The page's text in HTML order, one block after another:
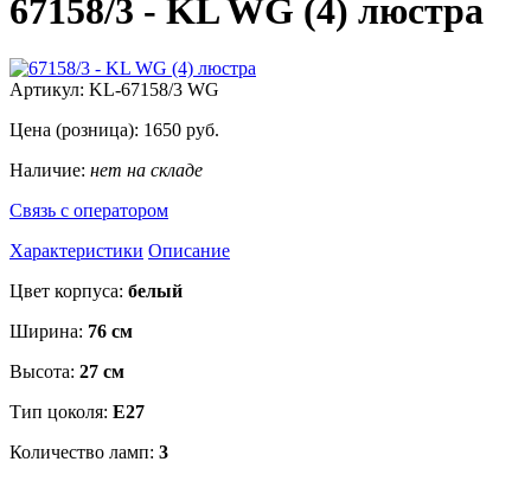
67158/3 - KL WG (4) люстра
Артикул: KL-67158/3 WG
Цена (розница): 1650 руб.
Наличие: нет на складе
Связь с оператором
Характеристики Описание
Цвет корпуса: белый
Ширина: 76 см
Высота: 27 см
Тип цоколя: E27
Количество ламп: 3